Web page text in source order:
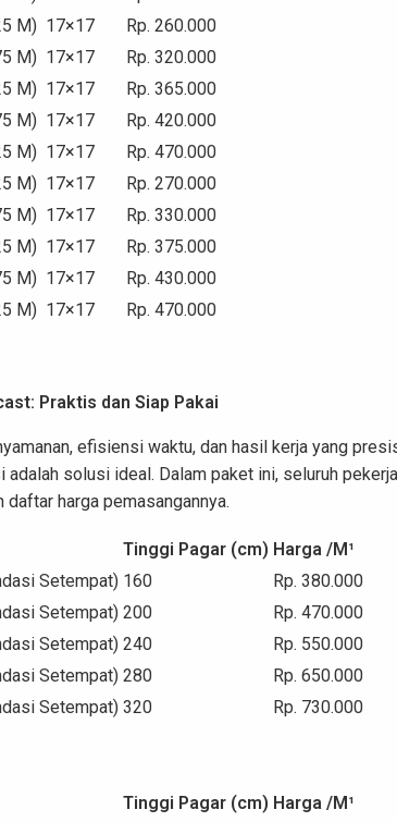
M) 17×17
Rp. 260.000
M) 17×17
Rp. 320.000
M) 17×17
Rp. 365.000
M) 17×17
Rp. 420.000
M) 17×17
Rp. 470.000
M) 17×17
Rp. 270.000
M) 17×17
Rp. 330.000
M) 17×17
Rp. 375.000
M) 17×17
Rp. 430.000
M) 17×17 Rp. 470.000
Praktis dan Siap Pakai
efisiensi waktu, dan hasil kerja yang
solusi ideal. Dalam paket ini, seluruh
harga pemasangannya.
Tinggi Pagar (cm) Harga /M¹
Setempat) 160
Rp. 380.000
Setempat) 200
Rp. 470.000
Setempat) 240
Rp. 550.000
Setempat) 280
Rp. 650.000
Setempat) 320 Rp. 730.000
Tinggi Pagar (cm) Harga /M¹